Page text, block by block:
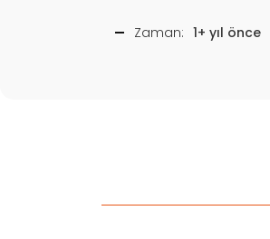
Zaman: 1+ yıl önce